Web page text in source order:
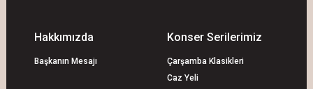
Hakkımızda
Başkanın Mesajı
Konser Serilerimiz
Çarşamba Klasikleri
Caz Yeli